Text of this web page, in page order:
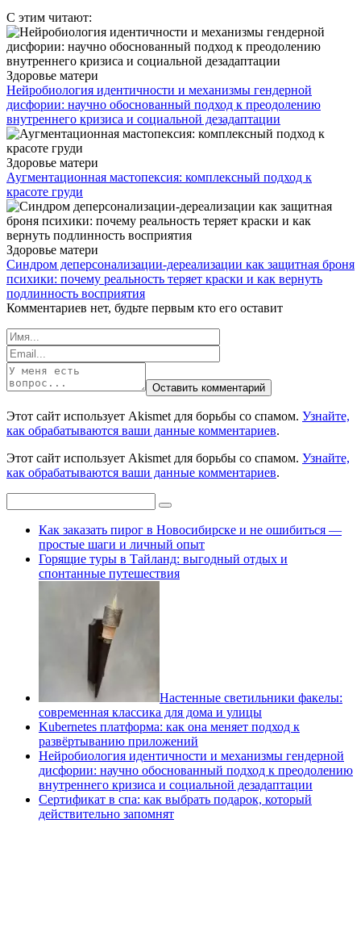
С этим читают:
Здоровье матери
Нейробиология идентичности и механизмы гендерной
дисфории: научно обоснованный подход к преодолению
внутреннего кризиса и социальной дезадаптации
Здоровье матери
Аугментационная мастопексия: комплексный подход к
красоте груди
Здоровье матери
Синдром деперсонализации-дереализации как защитная броня
психики: почему реальность теряет краски и как вернуть
подлинность восприятия
Комментариев нет, будьте первым кто его оставит
Этот сайт использует Akismet для борьбы со спамом. Узнайте,
как обрабатываются ваши данные комментариев.
Этот сайт использует Akismet для борьбы со спамом. Узнайте,
как обрабатываются ваши данные комментариев.
Как заказать пирог в Новосибирске и не ошибиться —
простые шаги и личный опыт
Горящие туры в Тайланд: выгодный отдых и
спонтанные путешествия
Настенные светильники факелы:
современная классика для дома и улицы
Kubernetes платформа: как она меняет подход к
развёртыванию приложений
Нейробиология идентичности и механизмы гендерной
дисфории: научно обоснованный подход к преодолению
внутреннего кризиса и социальной дезадаптации
Сертификат в спа: как выбрать подарок, который
действительно запомнят